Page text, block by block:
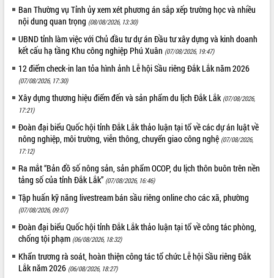
Ban Thường vụ Tỉnh ủy xem xét phương án sắp xếp trường học và nhiều
nội dung quan trọng (08/08/2026, 13:30)
UBND tỉnh làm việc với Chủ đầu tư dự án Đầu tư xây dựng và kinh doanh
kết cấu hạ tầng Khu công nghiệp Phú Xuân (07/08/2026, 19:47)
12 điểm check-in lan tỏa hình ảnh Lễ hội Sầu riêng Đắk Lắk năm 2026
(07/08/2026, 17:30)
Xây dựng thương hiệu điểm đến và sản phẩm du lịch Đắk Lắk (07/08/2026,
17:21)
Đoàn đại biểu Quốc hội tỉnh Đắk Lắk thảo luận tại tổ về các dự án luật về
nông nghiệp, môi trường, viễn thông, chuyển giao công nghệ (07/08/2026,
17:12)
Ra mắt “Bản đồ số nông sản, sản phẩm OCOP, du lịch thôn buôn trên nền
tảng số của tỉnh Đắk Lắk” (07/08/2026, 16:46)
Tập huấn kỹ năng livestream bán sầu riêng online cho các xã, phường
(07/08/2026, 09:07)
Đoàn đại biểu Quốc hội tỉnh Đắk Lắk thảo luận tại tổ về công tác phòng,
chống tội phạm (06/08/2026, 18:32)
Khẩn trương rà soát, hoàn thiện công tác tổ chức Lễ hội Sầu riêng Đắk
Lắk năm 2026 (06/08/2026, 18:27)